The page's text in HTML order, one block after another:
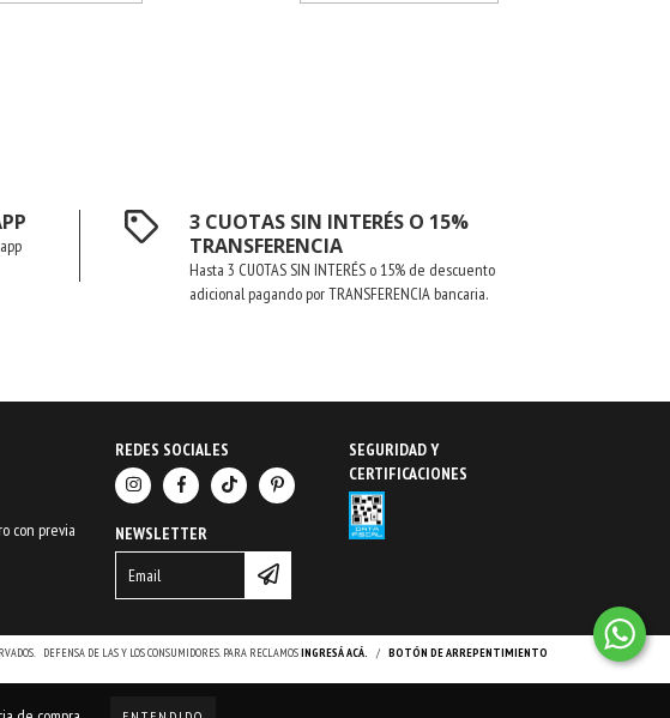
3 CUOTAS SIN INTERÉS O 15%
TRANSFERENCIA
Hasta 3 CUOTAS SIN INTERÉS o 15% de descuento
adicional pagando por TRANSFERENCIA bancaria.
con previa
REDES SOCIALES
NEWSLETTER
SEGURIDAD Y
CERTIFICACIONES
DEFENSA DE LAS Y LOS CONSUMIDORES. PARA RECLAMOSINGRESÁ ACÁ. / BOTÓN DE ARREPENTIMIENTO